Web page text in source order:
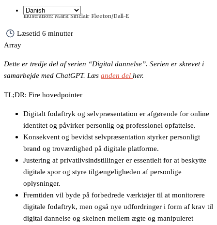
Illustration: Mark Sinclair Fleeton/Dall-E
Læsetid 6 minutter
Array
Det­te er tredje del af se­ri­en “Di­gi­tal dan­nel­se”. Se­ri­en er skre­vet i
sam­ar­bej­de med Chat­G­PT. Læs anden del her.
TL;DR: Fire hovedpointer
Digitalt fodaftryk og selvpræsentation er afgørende for online
identitet og påvirker personlig og professionel opfattelse.
Konsekvent og bevidst selvpræsentation styrker personligt
brand og troværdighed på digitale platforme.
Justering af privatlivsindstillinger er essentielt for at beskytte
digitale spor og styre tilgængeligheden af personlige
oplysninger.
Fremtiden vil byde på forbedrede værktøjer til at monitorere
digitale fodaftryk, men også nye udfordringer i form af krav til
digital dannelse og skelnen mellem ægte og manipuleret